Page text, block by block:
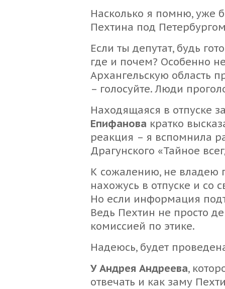
Насколько я помню, уже
Пехтина под
Если ты депутат, будь
где и почем? Особенно
Архангельскую область
– голосуйте. Люди
Находящаяся в отпуске
Епифанова кратко
реакция – я вспомнила
Драгунского «Тайное
К сожалению, не владею
нахожусь в отпуске и со
Но если информация
Ведь Пехтин не просто
комиссией по этике.
Надеюсь, будет
У Андрея Андреева,
отвечать и как заму